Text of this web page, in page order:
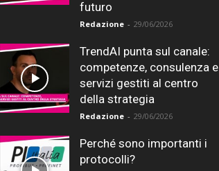
futuro
Redazione - 29/06/2026
TrendAI punta sul canale:
competenze, consulenza e
servizi gestiti al centro
della strategia
Redazione - 29/06/2026
Perché sono importanti i
protocolli?